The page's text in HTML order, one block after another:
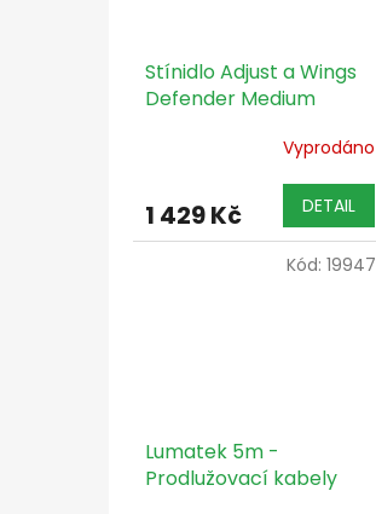
Stínidlo Adjust a Wings
Defender Medium
Vyprodáno
1 429 Kč DETAIL
Lumatek 5m -
Prodlužovací kabely
Kód: 19947